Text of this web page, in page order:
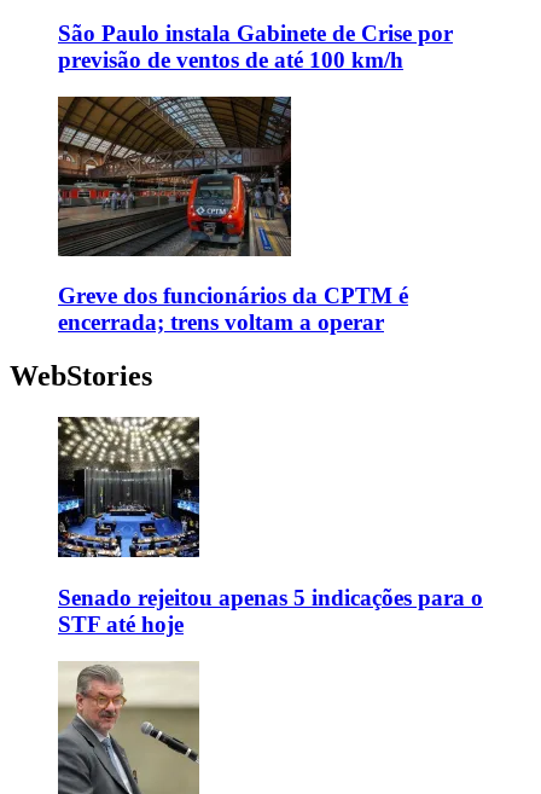
São Paulo instala Gabinete de Crise por
previsão de ventos de até 100 km/h
Greve dos funcionários da CPTM é
encerrada; trens voltam a operar
WebStories
Senado rejeitou apenas 5 indicações para o
STF até hoje